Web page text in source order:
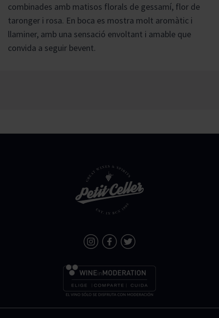
combinades amb matisos florals de gessamí, flor de
taronger i rosa. En boca es mostra molt aromàtic i
llaminer, amb una sensació envoltant i amable que
convida a seguir bevent.